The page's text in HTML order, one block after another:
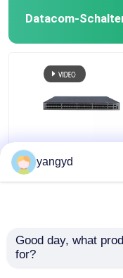
Datacom-
Schalter POE++
SFP 4x10 GE SFP+
CloudEngine
yangyd
Good day, what
for?